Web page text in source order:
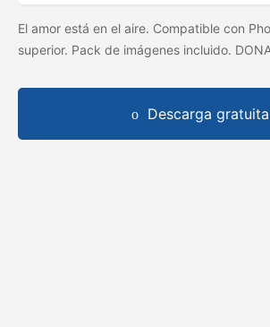
El amor está en el aire. Compatible con
superior. Pack de imágenes incluido.
Descarga gratuita